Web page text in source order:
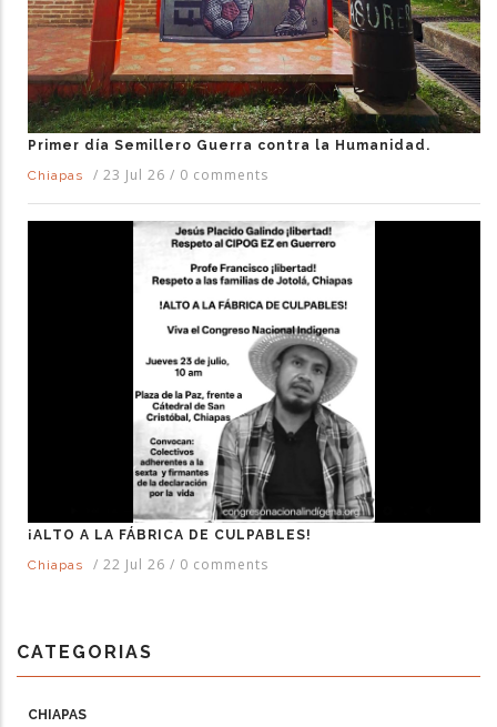
Primer día Semillero Guerra contra la Humanidad.
Chiapas
/ 23 Jul 26 / 0 comments
¡ALTO A LA FÁBRICA DE CULPABLES!
Chiapas
/ 22 Jul 26 / 0 comments
CATEGORIAS
CHIAPAS